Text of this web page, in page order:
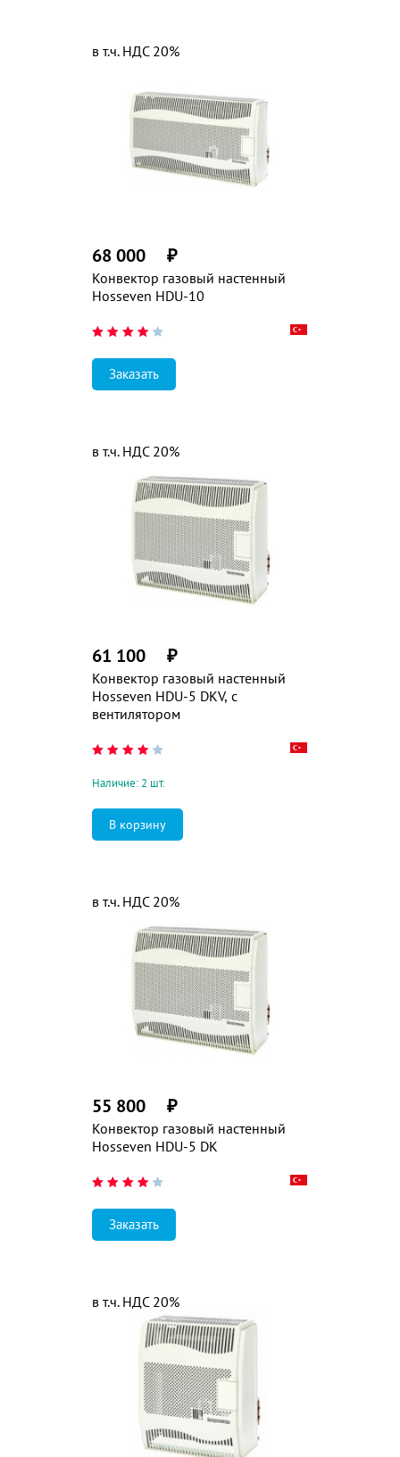
Конвектор газовый настенный
Hosseven HDU-10
68 000 ₽
в т.ч. НДС 20%
Заказать
Конвектор газовый настенный
Hosseven HDU-5 DKV, с
вентилятором
61 100 ₽
в т.ч. НДС 20%
Наличие: 2 шт.
Конвектор газовый настенный
Hosseven HDU-5 DK
55 800 ₽
в т.ч. НДС 20%
Заказать
в т.ч. НДС 20%